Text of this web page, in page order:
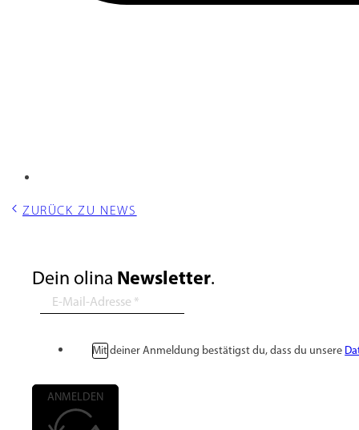
ZURÜCK ZU NEWS
Dein olina Newsletter.
Mit deiner Anmeldung bestätigst du, dass du unsere
ANMELDEN